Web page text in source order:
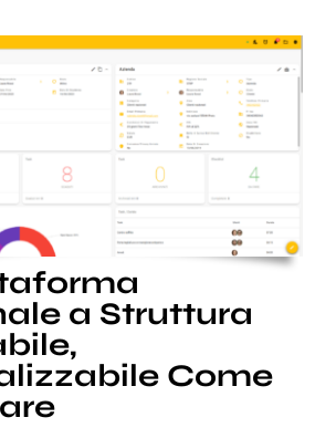
a Struttura
Come